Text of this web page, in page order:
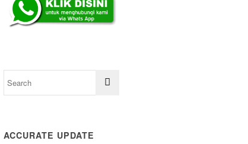
ACCURATE UPDATE